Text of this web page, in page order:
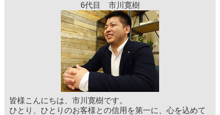
6代目 市川寛樹
皆様こんにちは、市川寛樹です。
ひとり、ひとりのお客様との信用を第一に、心を込めて